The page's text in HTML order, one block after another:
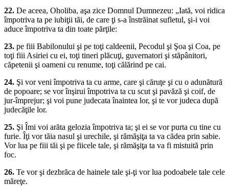
22. De aceea, Oholiba, aşa zice Domnul Dumnezeu: „Iată, voi ridica
împotriva ta pe iubiţii tăi, de care ţi s-a înstrăinat sufletul, şi-i voi
aduce împotriva ta din toate părţile:
23. pe fiii Babilonului şi pe toţi caldeenii, Pecodul şi Şoa şi Coa, pe
toţi fiii Asiriei cu ei, toţi tineri plăcuţi, guvernatori şi stăpânitori,
căpetenii şi oameni cu renume, toţi călărind pe cai.
24. Şi vor veni împotriva ta cu arme, care şi căruţe şi cu o adunătură
de popoare; se vor înşirui împotriva ta cu scut şi pavăză şi coif, de
jur-împrejur; şi voi pune judecata înaintea lor, şi te vor judeca după
judecăţile lor.
25. Şi Îmi voi arăta gelozia împotriva ta; şi ei se vor purta cu tine cu
furie. Îţi vor tăia nasul şi urechile, şi rămăşiţa ta va cădea prin sabie.
Vor lua pe fiii tăi şi pe fiicele tale, şi rămăşiţa ta va fi mistuită prin
foc.
26. Te vor şi dezbrăca de hainele tale şi-ţi vor lua podoabele tale cele
măreţe.